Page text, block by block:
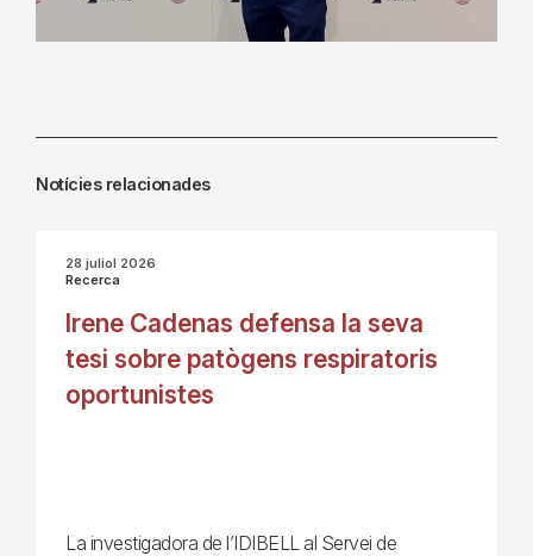
Notícies relacionades
28 juliol 2026
Recerca
Irene Cadenas defensa la seva
tesi sobre patògens respiratoris
oportunistes
La investigadora de l’IDIBELL al Servei de